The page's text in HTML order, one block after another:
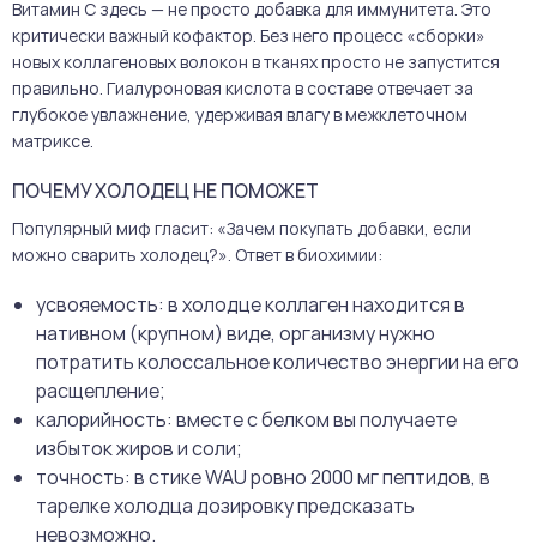
Витамин С здесь — не просто добавка для иммунитета. Это
критически важный кофактор. Без него процесс «сборки»
новых коллагеновых волокон в тканях просто не запустится
правильно. Гиалуроновая кислота в составе отвечает за
глубокое увлажнение, удерживая влагу в межклеточном
матриксе.
ПОЧЕМУ ХОЛОДЕЦ НЕ ПОМОЖЕТ
Популярный миф гласит: «Зачем покупать добавки, если
можно сварить холодец?». Ответ в биохимии:
усвояемость: в холодце коллаген находится в
нативном (крупном) виде, организму нужно
потратить колоссальное количество энергии на его
расщепление;
калорийность: вместе с белком вы получаете
избыток жиров и соли;
точность: в стике WAU ровно 2000 мг пептидов, в
тарелке холодца дозировку предсказать
невозможно.